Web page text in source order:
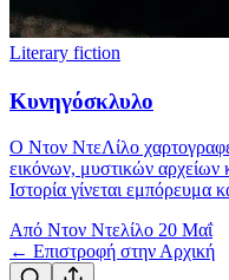
Literary fiction
Κυνηγόσκλυλο
Ο Ντον ΝτεΛίλο
εικόνων, μυστικών αρχείων
Ιστορία γίνεται εμπόρευμα
Από Ντον Ντελίλο 20 Μαΐ
← Επιστροφή στην Αρχική